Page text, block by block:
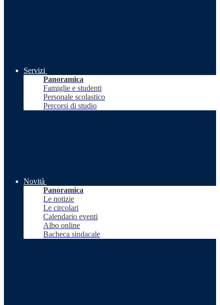
Servizi
Panoramica
Famiglie e studenti
Personale scolastico
Percorsi di studio
Novità
Panoramica
Le notizie
Le circolari
Calendario eventi
Albo online
Bacheca sindacale